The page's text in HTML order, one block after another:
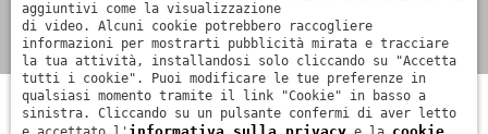
FDN Tecnologie S.r.l. a socio unico - Partita IVA
aggiuntivi come la visualizzazione
di video. Alcuni cookie potrebbero raccogliere
informazioni per mostrarti pubblicità mirata e tracciare
la tua attività, installandosi solo cliccando su "Accetta
tutti i cookie". Puoi modificare le tue preferenze in
qualsiasi momento tramite il link "Cookie" in basso a
sinistra. Cliccando su un pulsante confermi di aver letto